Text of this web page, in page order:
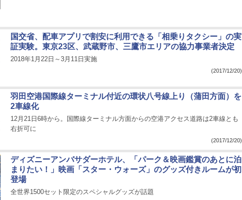
国交省、配車アプリで割安に利用できる「相乗りタクシー」の実
証実験。東京23区、武蔵野市、三鷹市エリアの協力事業者決定
2018年1月22日～3月11日実施
(2017/12/20)
羽田空港国際線ターミナル付近の環状八号線上り（蒲田方面）を
2車線化
12月21日6時から。国際線ターミナル方面からの空港アクセス道路は2車線とも
右折可に
(2017/12/20)
ディズニーアンバサダーホテル、「パーク＆映画鑑賞のあとに泊
まりたい！」映画「スター・ウォーズ」のグッズ付きルームが初
登場
全世界1500セット限定のスペシャルグッズが話題